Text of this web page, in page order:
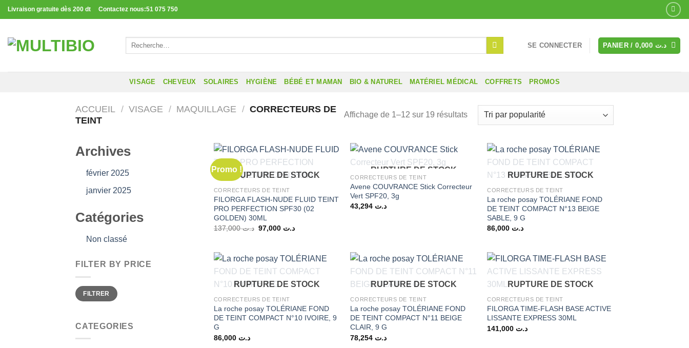
Passer
au
Livraison gratuite dès 200 dt Contactez nous:51 075 750
Recherche
SE CONNECTER PANIER / د.ت
VISAGE CHEVEUX SOLAIRES HYGIÈNE BÉBÉ ET MAMAN BIO & NATUREL MATÉRIEL MÉDICAL COFFRETS PROMOS
ACCUEIL / VISAGE / MAQUILLAGE / CORRECTEURS DE
TEINT
Affichage de 1–12 sur 19 résultatsTrié
par
Archives
février 2025
janvier 2025
Catégories
Non classé
FILTER BY PRICE
Prix
min
Prix
maxFILTRER
CATEGORIES
Promo !
RUPTURE DE STOCK
CORRECTEURS DE TEINT
FILORGA FLASH-NUDE FLUID TEINT
PRO PERFECTION SPF30 (02
GOLDEN) 30ML
د.ت137,000
Le
د.ت 137,000.
د.تLe
RUPTURE DE STOCK
CORRECTEURS DE TEINT
Avene COUVRANCE Stick Correcteur
Vert SPF20, 3g
د.ت
RUPTURE DE STOCK
CORRECTEURS DE TEINT
La roche posay TOLÉRIANE FOND
DE TEINT COMPACT N°13 BEIGE
SABLE, 9 G
د.ت
RUPTURE DE STOCK
CORRECTEURS DE TEINT
La roche posay TOLÉRIANE FOND
DE TEINT COMPACT N°10 IVOIRE, 9
G
د.ت 86,000
RUPTURE DE STOCK
CORRECTEURS DE TEINT
La roche posay TOLÉRIANE FOND
DE TEINT COMPACT N°11 BEIGE
CLAIR, 9 G
د.ت
RUPTURE DE STOCK
CORRECTEURS DE TEINT
FILORGA TIME-FLASH BASE ACTIVE
LISSANTE EXPRESS 30ML
د.ت